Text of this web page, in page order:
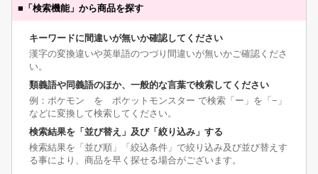
■ 「検索機能」から商品を探す
キーワードに間違いが無いか確認してください
漢字の変換違いや英単語のつづり間違いが無いかご確認くださ
い。
類義語や同義語のほか、一般的な言葉で検索してください
例：ポケモン を ポケットモンスター で検索「ー」を「−」
などに変換して検索してください。
検索結果を「並び替え」及び「絞り込み」する
検索結果を「並び順」「絞込条件」で絞り込み及び並び替えす
る事により、商品を早く探せる場合がございます。